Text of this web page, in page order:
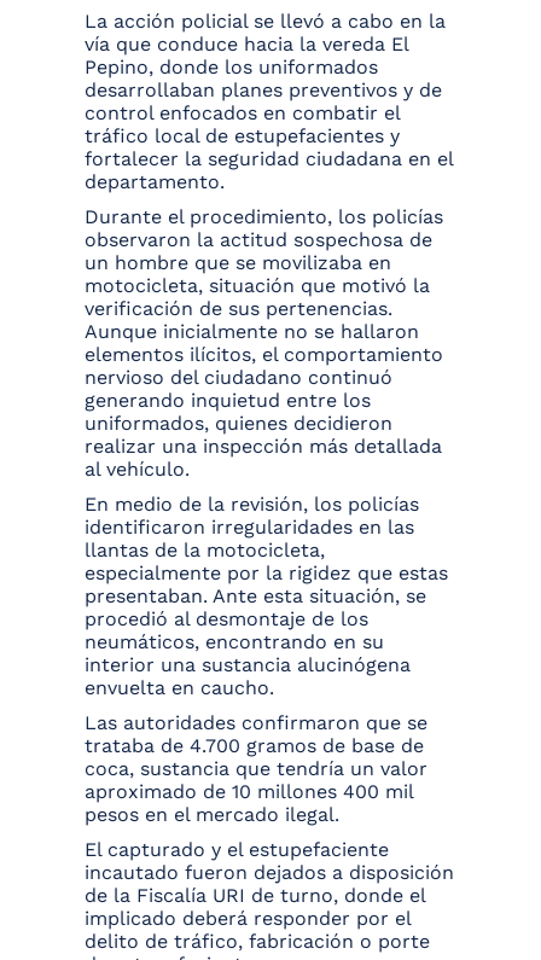
La acción policial se llevó a cabo en la
vía que conduce hacia la vereda El
Pepino, donde los uniformados
desarrollaban planes preventivos y de
control enfocados en combatir el
tráfico local de estupefacientes y
fortalecer la seguridad ciudadana en el
departamento.
Durante el procedimiento, los policías
observaron la actitud sospechosa de
un hombre que se movilizaba en
motocicleta, situación que motivó la
verificación de sus pertenencias.
Aunque inicialmente no se hallaron
elementos ilícitos, el comportamiento
nervioso del ciudadano continuó
generando inquietud entre los
uniformados, quienes decidieron
realizar una inspección más detallada
al vehículo.
En medio de la revisión, los policías
identificaron irregularidades en las
llantas de la motocicleta,
especialmente por la rigidez que estas
presentaban. Ante esta situación, se
procedió al desmontaje de los
neumáticos, encontrando en su
interior una sustancia alucinógena
envuelta en caucho.
Las autoridades confirmaron que se
trataba de 4.700 gramos de base de
coca, sustancia que tendría un valor
aproximado de 10 millones 400 mil
pesos en el mercado ilegal.
El capturado y el estupefaciente
incautado fueron dejados a disposición
de la Fiscalía URI de turno, donde el
implicado deberá responder por el
delito de tráfico, fabricación o porte